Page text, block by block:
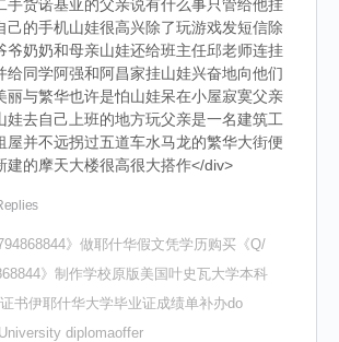
手货诺基亚的父亲说有什么事只管给他挂
己的手机山娃很高兴除了玩游戏发短信除
爷奶奶和母亲山娃还给班主任邱老师连挂
给同学阿强和阿昌家挂山娃兴奋地向他们
丽与繁华也许是怕山娃呆在小屋寂寞父亲
娃去自己上班的地方玩父亲是一名建筑工
屋并不远拐过五道车水马龙的繁华大街便
建的摩天大楼很高很大搭作</div>
》做耶什华假文凭学历购买《Q/
》制作学校原版美国叶史瓦大学本科
书伊耶什华大学毕业证成绩单补办do
diplomaoffer